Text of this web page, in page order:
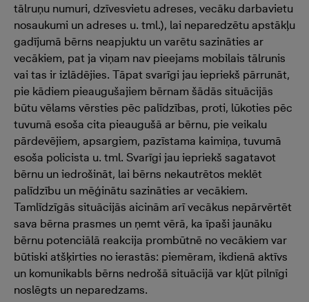
tālruņu numuri, dzīvesvietu adreses, vecāku darbavietu
nosaukumi un adreses u. tml.), lai neparedzētu apstākļu
gadījumā bērns neapjuktu un varētu sazināties ar
vecākiem, pat ja viņam nav pieejams mobilais tālrunis
vai tas ir izlādējies. Tāpat svarīgi jau iepriekš pārrunāt,
pie kādiem pieaugušajiem bērnam šādās situācijās
būtu vēlams vērsties pēc palīdzības, proti, lūkoties pēc
tuvumā esoša cita pieaugušā ar bērnu, pie veikalu
pārdevējiem, apsargiem, pazīstama kaimiņa, tuvumā
esoša policista u. tml. Svarīgi jau iepriekš sagatavot
bērnu un iedrošināt, lai bērns nekautrētos meklēt
palīdzību un mēģinātu sazināties ar vecākiem.
Tamlīdzīgās situācijās aicinām arī vecākus nepārvērtēt
sava bērna prasmes un ņemt vērā, ka īpaši jaunāku
bērnu potenciālā reakcija prombūtnē no vecākiem var
būtiski atšķirties no ierastās: piemēram, ikdienā aktīvs
un komunikabls bērns nedrošā situācijā var kļūt pilnīgi
noslēgts un neparedzams.